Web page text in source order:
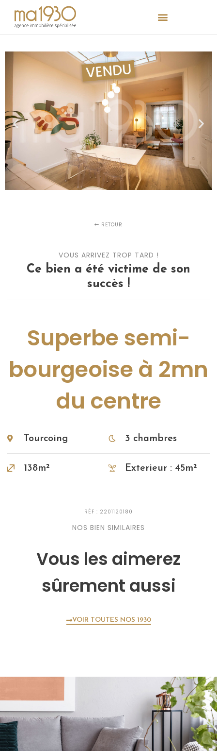
RETOUR
VOUS ARRIVEZ TROP TARD !
Ce bien a été victime de son
succès !
Superbe semi-
bourgeoise à 2mn
du centre
Tourcoing 3 chambres
138m² Exterieur : 45m²
RÉF : 2201120180
NOS BIEN SIMILAIRES
Vous les aimerez
sûrement aussi
VOIR TOUTES NOS 1930